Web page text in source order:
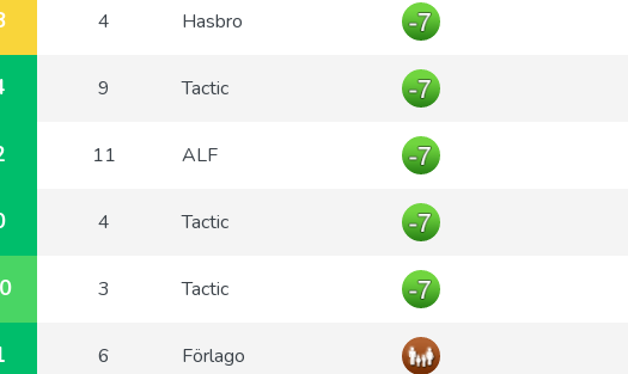
4 Hasbro
9 Tactic
11 ALF
4 Tactic
3 Tactic
6 Förlago